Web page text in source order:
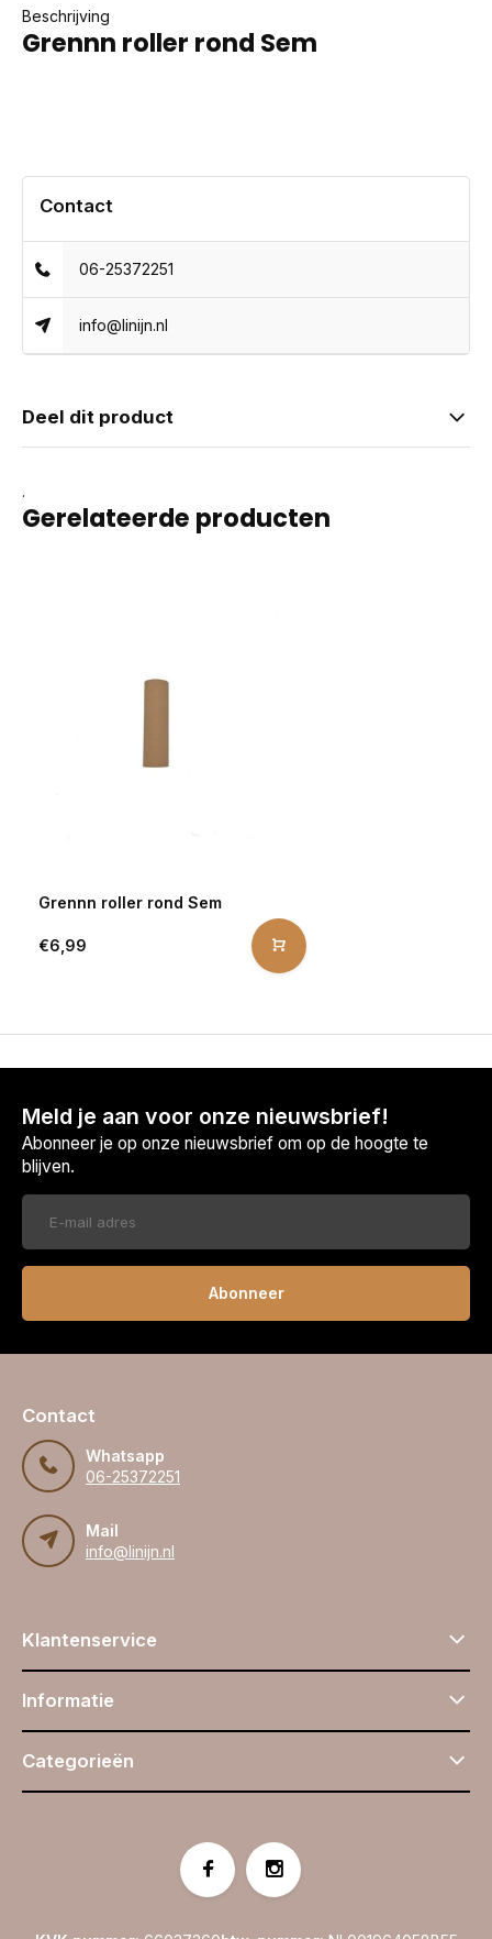
Beschrijving
Grennn roller rond Sem
Contact
06-25372251
info@linijn.nl
Deel dit product
.
Gerelateerde producten
Grennn roller rond Sem
€6,99
Meld je aan voor onze nieuwsbrief!
Abonneer je op onze nieuwsbrief om op de hoogte te
blijven.
Abonneer
Contact
Whatsapp
06-25372251
Mail
info@linijn.nl
Klantenservice
Informatie
Categorieën